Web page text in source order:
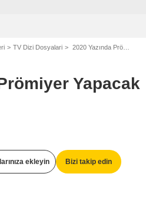
TV Dizi Dosyalari 2020 Yazında Prömiyer Yapacak Diziler
Yapacak
ekleyin Bizi takip edin